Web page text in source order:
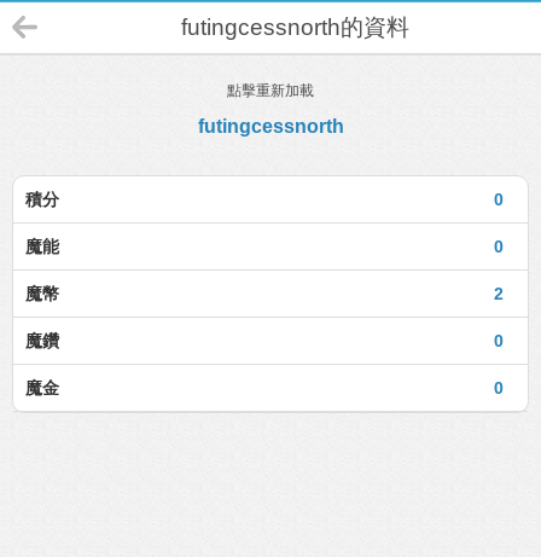
futingcessnorth的資料
點擊重新加載
futingcessnorth
0
積分
0
魔能
2
魔幣
0
魔鑽
0
魔金